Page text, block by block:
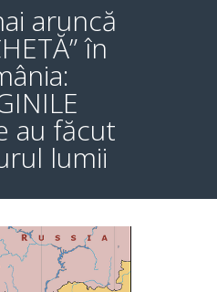
aruncă
în
au făcut
lumii